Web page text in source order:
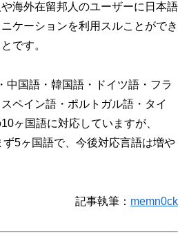
海外在留邦人のユーザーに日本語
ケーションを利用スルことができ
です。
中国語・韓国語・ドイツ語・フラ
ペイン語・ポルトガル語・タイ
ヶ国語に対応していますが、
5ヶ国語で、今後対応言語は増や
記事執筆： memn0ck